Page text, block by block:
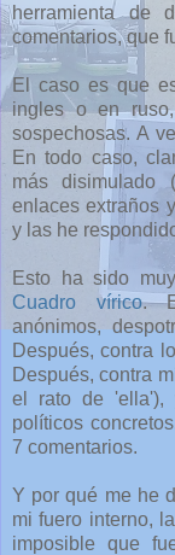
herramienta de
comentarios, que
El caso es que
ingles o en
sospechosas. A
En todo caso,
más disimulado
enlaces extraños
y las he
Esto ha sido
Cuadro vírico.
anónimos,
Después, contra
Después, contra
el rato de 'ella'),
políticos
7 comentarios.
Y por qué me he
mi fuero interno,
imposible que